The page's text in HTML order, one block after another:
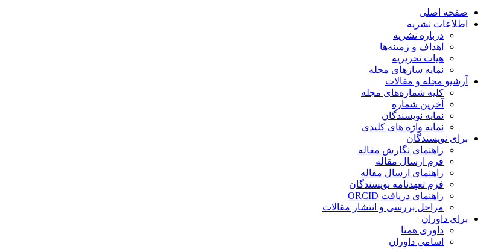
صفحه اصلی
اطلاعات نشریه
درباره نشریه
اهداف و زمینه‌ها
هیات تحریریه
نمایه سازهای مجله
آرشیو مجله و مقالات
کلیه شماره‌های مجله
آخرین شماره
نمایه نویسندگان
نمایه واژه های کلیدی
برای نویسندگان
راهنمای نگارش مقاله
فرم ارسال مقاله
راهنمای ارسال مقاله
فرم تعهدنامه نویسندگان
راهنمای دریافت ORCID
مراحل بررسی و انتشار مقالات
برای داوران
داوری همتا
اسامی داوران